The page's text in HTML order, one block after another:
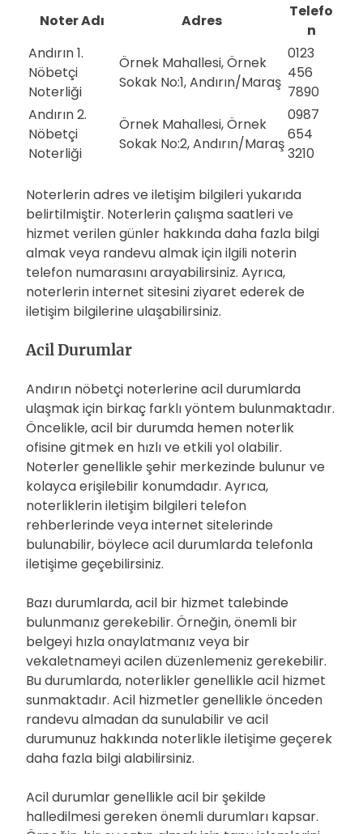
Noter Adı Adres
Telefo
n
Andırın 1.
Nöbetçi
Noterliği
Örnek Mahallesi, Örnek
Sokak No:1, Andırın/Maraş
0123
456
7890
Andırın 2.
Nöbetçi
Noterliği
Örnek Mahallesi, Örnek
Sokak No:2, Andırın/Maraş
0987
654
3210
Noterlerin adres ve iletişim bilgileri yukarıda
belirtilmiştir. Noterlerin çalışma saatleri ve
hizmet verilen günler hakkında daha fazla bilgi
almak veya randevu almak için ilgili noterin
telefon numarasını arayabilirsiniz. Ayrıca,
noterlerin internet sitesini ziyaret ederek de
iletişim bilgilerine ulaşabilirsiniz.
Acil Durumlar
Andırın nöbetçi noterlerine acil durumlarda
ulaşmak için birkaç farklı yöntem bulunmaktadır.
Öncelikle, acil bir durumda hemen noterlik
ofisine gitmek en hızlı ve etkili yol olabilir.
Noterler genellikle şehir merkezinde bulunur ve
kolayca erişilebilir konumdadır. Ayrıca,
noterliklerin iletişim bilgileri telefon
rehberlerinde veya internet sitelerinde
bulunabilir, böylece acil durumlarda telefonla
iletişime geçebilirsiniz.
Bazı durumlarda, acil bir hizmet talebinde
bulunmanız gerekebilir. Örneğin, önemli bir
belgeyi hızla onaylatmanız veya bir
vekaletnameyi acilen düzenlemeniz gerekebilir.
Bu durumlarda, noterlikler genellikle acil hizmet
sunmaktadır. Acil hizmetler genellikle önceden
randevu almadan da sunulabilir ve acil
durumunuz hakkında noterlikle iletişime geçerek
daha fazla bilgi alabilirsiniz.
Acil durumlar genellikle acil bir şekilde
halledilmesi gereken önemli durumları kapsar.